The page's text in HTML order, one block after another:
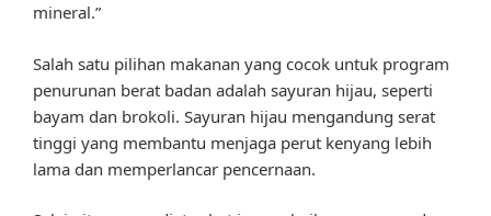
mineral.”
Salah satu pilihan makanan yang cocok untuk program
penurunan berat badan adalah sayuran hijau, seperti
bayam dan brokoli. Sayuran hijau mengandung serat
tinggi yang membantu menjaga perut kenyang lebih
lama dan memperlancar pencernaan.